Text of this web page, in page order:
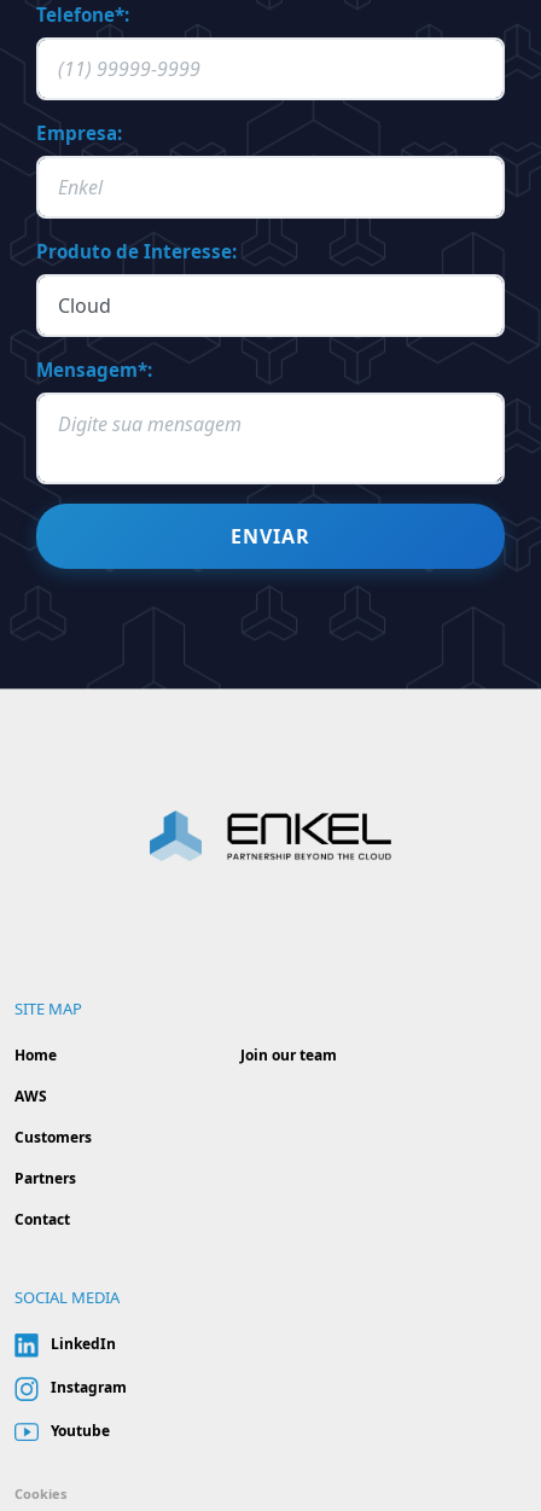
Telefone*:
Empresa:
Produto de Interesse:
Mensagem*:
ENVIAR
SITE MAP
Home
AWS
Customers
Partners
Contact
Join our team
SOCIAL MEDIA
LinkedIn
Instagram
Youtube
Cookies